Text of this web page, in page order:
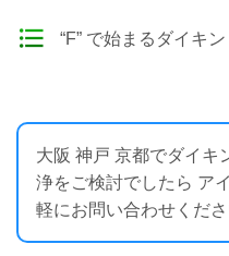
“F” で始まるダイキ
大阪 神戸 京都でダイキ
浄をご検討でしたら ア
軽にお問い合わせくだ